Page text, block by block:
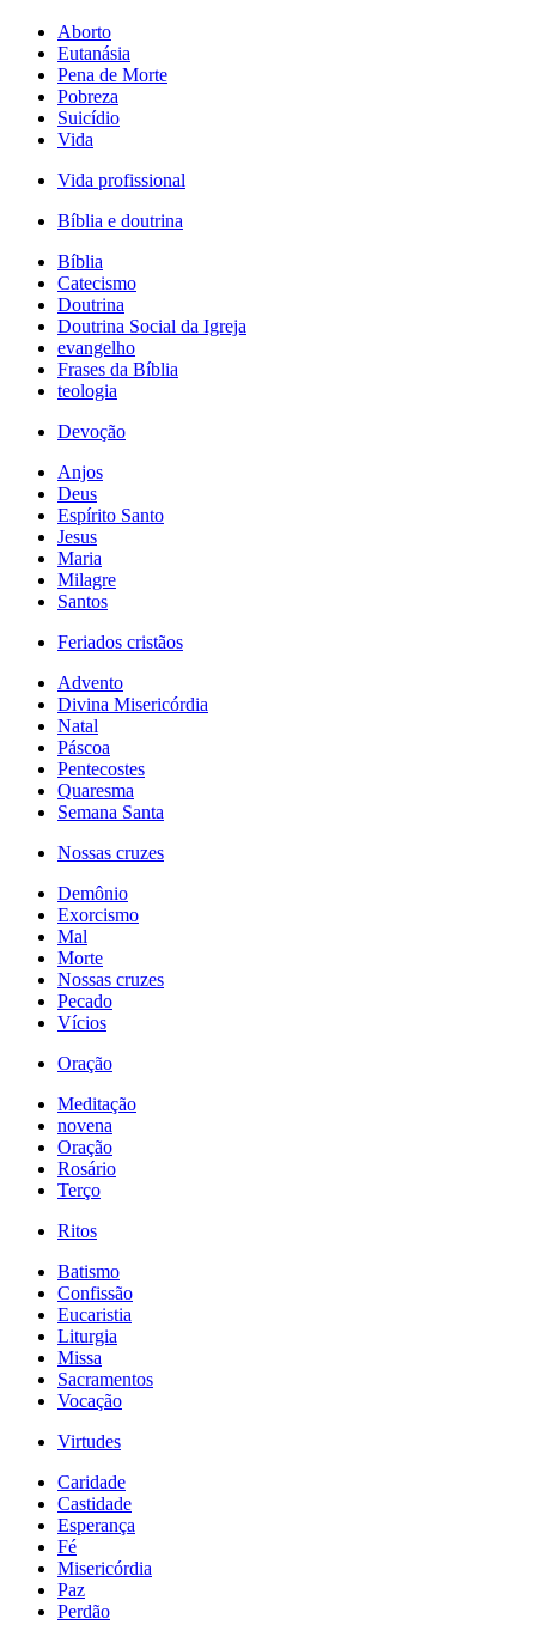
Aborto
Eutanásia
Pena de Morte
Pobreza
Suicídio
Vida
Vida profissional
Bíblia e doutrina
Bíblia
Catecismo
Doutrina
Doutrina Social da Igreja
evangelho
Frases da Bíblia
teologia
Devoção
Anjos
Deus
Espírito Santo
Jesus
Maria
Milagre
Santos
Feriados cristãos
Advento
Divina Misericórdia
Natal
Páscoa
Pentecostes
Quaresma
Semana Santa
Nossas cruzes
Demônio
Exorcismo
Mal
Morte
Nossas cruzes
Pecado
Vícios
Oração
Meditação
novena
Oração
Rosário
Terço
Ritos
Batismo
Confissão
Eucaristia
Liturgia
Missa
Sacramentos
Vocação
Virtudes
Caridade
Castidade
Esperança
Fé
Misericórdia
Paz
Perdão